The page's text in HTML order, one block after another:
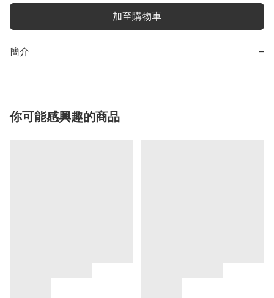
加至購物車
簡介 −
你可能感興趣的商品